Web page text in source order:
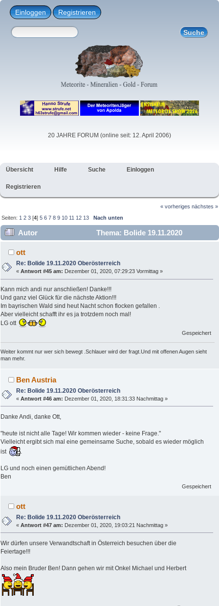
Einloggen Registrieren
20 JAHRE FORUM (online seit: 12. April 2006)
Übersicht Hilfe Suche Einloggen
Registrieren
« vorheriges nächstes »
Seiten: 1 2 3 [4]5 6 7 8 9 10 11 12 13 Nach unten
Autor
Thema: Bolide 19.11.2020
Oberösterreich (Gelesen 80635 mal)
ott
Re: Bolide 19.11.2020 Oberösterreich
«Antwort #45 am: Dezember 01, 2020, 07:29:23 Vormittag »
Kann mich andi nur anschließen! Danke!!!
Und ganz viel Glück für die nächste Aktion!!!
Im bayrischen Wald sind heut Nacht schon flocken gefallen .
Aber vielleicht schafft ihr es ja trotzdem noch mal!
LG ott
Gespeichert
Weiter kommt nur wer sich bewegt .Schlauer wird der fragt.Und mit offenen Augen sieht
man mehr.
Ben Austria
Re: Bolide 19.11.2020 Oberösterreich
«Antwort #46 am: Dezember 01, 2020, 18:31:33 Nachmittag »
Danke Andi, danke Ott,
"heute ist nicht alle Tage! Wir kommen wieder - keine Frage."
Vielleicht ergibt sich mal eine gemeinsame Suche, sobald es wieder möglich
ist
LG und noch einen gemütlichen Abend!
Ben
Gespeichert
ott
Re: Bolide 19.11.2020 Oberösterreich
«Antwort #47 am: Dezember 01, 2020, 19:03:21 Nachmittag »
Wir dürfen unsere Verwandtschaft in Österreich besuchen über die
Feiertage!!!
Also mein Bruder Ben! Dann gehen wir mit Onkel Michael und Herbert